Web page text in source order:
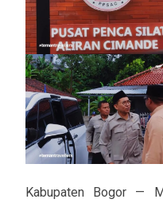
Kabupaten Bogor —